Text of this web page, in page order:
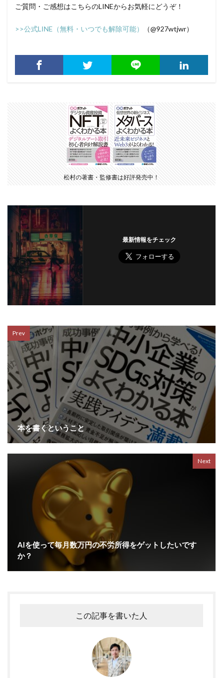
ご質問・ご感想はこちらのLINEからお気軽にどうぞ！
>>公式LINE（無料・いつでも解除可能） （@927wtjwr）
松村の著書・監修書は好評発売中！
最新情報をチェック
Prev
本を書くということ
Next
AIを使って毎月数万円の不労所得をゲットしたいです
か？
この記事を書いた人